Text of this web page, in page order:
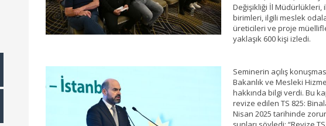
Değişikliği İl Müdürlükleri,
birimleri, ilgili meslek
üreticileri ve proje
yaklaşık 600 kişi izledi.
Seminerin açılış
Bakanlık ve Mesleki
hakkında bilgi verdi. Bu
revize edilen TS 825:
Nisan 2025 tarihinde